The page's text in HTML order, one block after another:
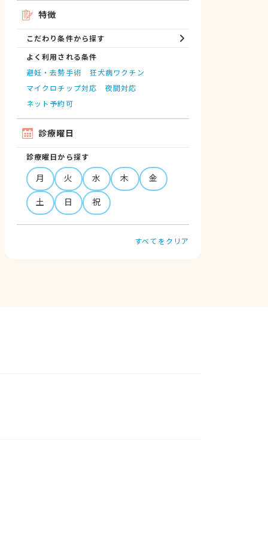
特徴
こだわり条件から探す
よく利用される条件
避妊・去勢手術
狂犬病ワクチン
マイクロチップ対応
夜間対応
ネット予約可
診療曜日
診療曜日から探す
月 火 水 木
金
土
日 祝
すべてをクリア